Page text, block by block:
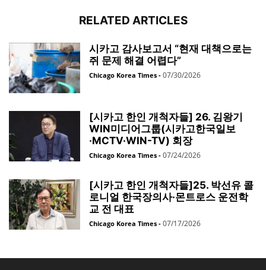
RELATED ARTICLES
시카고 감사보고서 “현재 대책으로는
쥐 문제 해결 어렵다”
Chicago Korea Times - 07/30/2026
[시카고 한인 개척자들] 26. 김왕기
WIN미디어그룹(시카고한국일보
·MCTV·WIN-TV) 회장
Chicago Korea Times - 07/24/2026
[시카고 한인 개척자들]25. 박선유 콜
로니얼 한국장의사·몬트로스 운전학
교 전 대표
Chicago Korea Times - 07/17/2026